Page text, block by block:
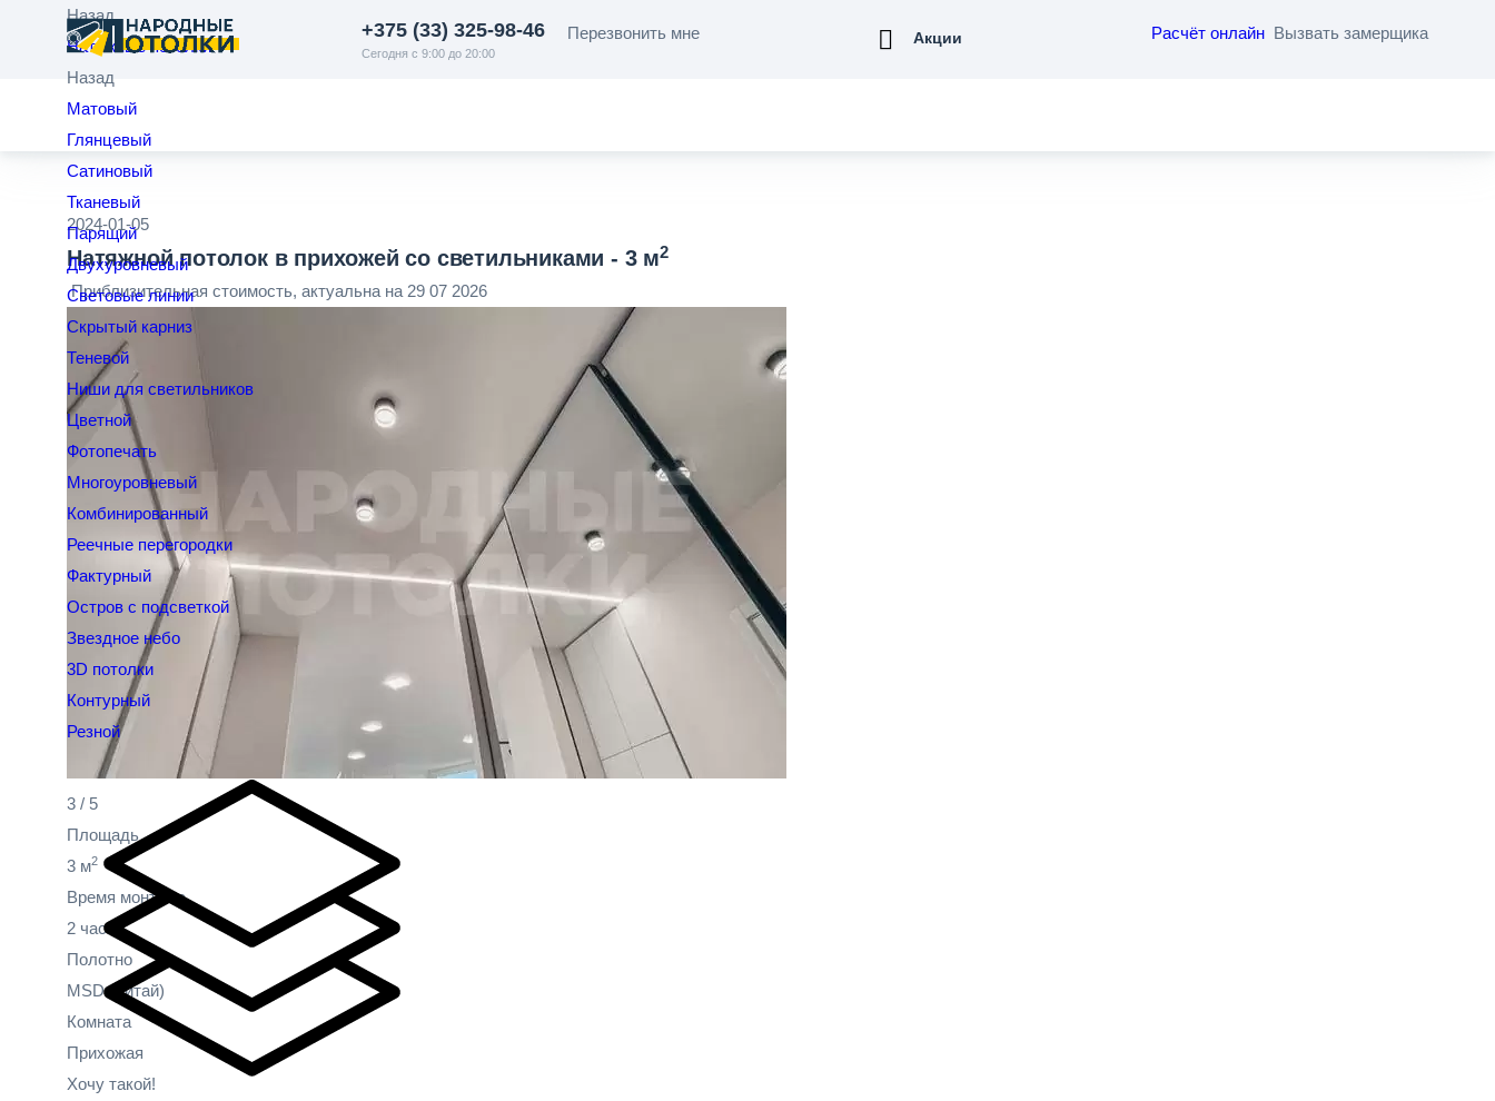
+375 (33) 325-98-46
Сегодня с 9:00 до 20:00
Перезвонить мне Акции Расчёт онлайн Вызвать замерщика
Назад
Натяжные потолки
Назад
Матовый
Глянцевый
Сатиновый
Тканевый
Парящий
Двухуровневый
Световые линии
Скрытый карниз
Теневой
Ниши для светильников
Цветной
Фотопечать
Многоуровневый
Комбинированный
Реечные перегородки
Фактурный
Остров с подсветкой
Звездное небо
3D потолки
Контурный
Резной
2024-01-05
Натяжной потолок в прихожей со светильниками - 3 м2
Приблизительная стоимость, актуальна на 29 07 2026
3 / 5
Площадь
3 м2
Время монтажа
2 часа
Полотно
MSD(Китай)
Комната
Прихожая
Хочу такой!